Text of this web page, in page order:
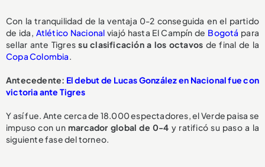
Con la tranquilidad de la ventaja 0-2 conseguida en el partido
de ida, Atlético Nacional viajó hasta El Campín de Bogotá para
sellar ante Tigressu clasificación a los octavos de final de la
Copa Colombia
Antecedente: El debut de Lucas González en Nacional fue con
victoria ante Tigres
Y así fue. Ante cerca de 18.000 espectadores, el Verde paisa se
impuso con unmarcador global de 0-4 y ratificó su paso a la
siguiente fase del torneo.